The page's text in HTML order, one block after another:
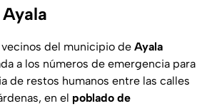
del municipio de Ayala
a los números de emergencia para
de restos humanos entre las calles
en el poblado de